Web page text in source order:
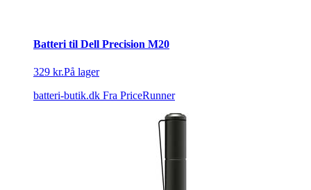
Batteri til Dell Precision M20
329 kr.På lager
batteri-butik.dk Fra PriceRunner